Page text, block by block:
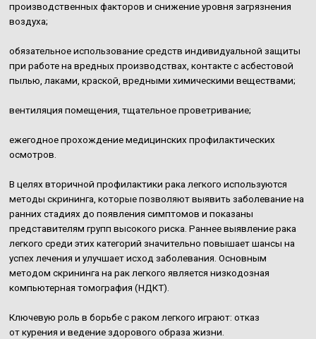
производственных факторов и снижение уровня загрязнения
воздуха;
обязательное использование средств индивидуальной защиты
при работе на вредных производствах, контакте с асбестовой
пылью, лаками, краской, вредными химическими веществами;
вентиляция помещения, тщательное проветривание;
ежегодное прохождение медицинских профилактических
осмотров.
В целях вторичной профилактики рака легкого используются
методы скрининга, которые позволяют выявить заболевание на
ранних стадиях до появления симптомов и показаны
представителям групп высокого риска. Раннее выявление рака
легкого среди этих категорий значительно повышает шансы на
успех лечения и улучшает исход заболевания. Основным
методом скрининга на рак легкого является низкодозная
компьютерная томография (НДКТ).
Ключевую роль в борьбе с раком легкого играют: отказ
от курения и ведение здорового образа жизни.